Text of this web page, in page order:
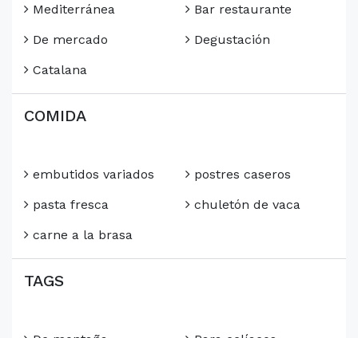
Mediterránea
De mercado
Catalana
Bar restaurante
Degustación
COMIDA
embutidos variados
pasta fresca
carne a la brasa
postres caseros
chuletón de vaca
TAGS